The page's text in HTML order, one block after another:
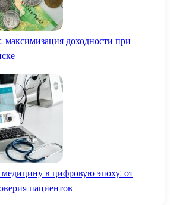
максимизация доходности при
в цифровую эпоху: от
пациентов